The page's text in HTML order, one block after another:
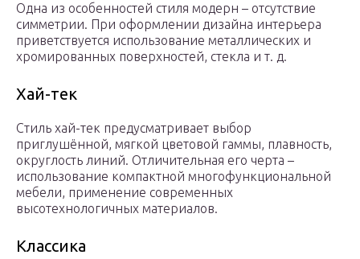
Одна из особенностей стиля модерн – отсутствие
симметрии. При оформлении дизайна интерьера
приветствуется использование металлических и
хромированных поверхностей, стекла и т. д.
Хай-тек
Стиль хай-тек предусматривает выбор
приглушённой, мягкой цветовой гаммы, плавность,
округлость линий. Отличительная его черта –
использование компактной многофункциональной
мебели, применение современных
высотехнологичных материалов.
Классика